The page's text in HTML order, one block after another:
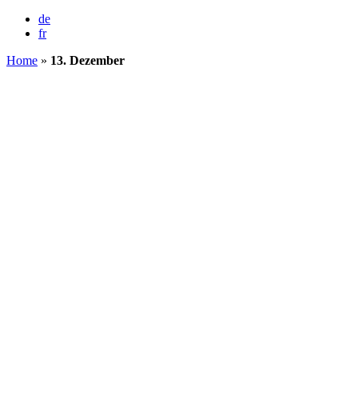
de
fr
Home » 13. Dezember